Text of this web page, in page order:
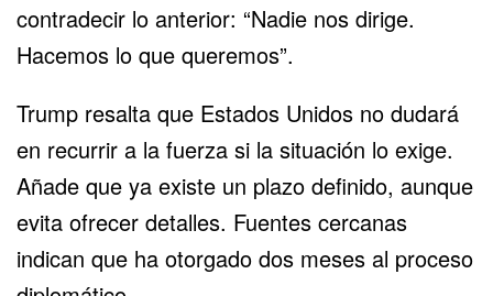
contradecir lo anterior: “Nadie nos dirige.
Hacemos lo que queremos”.
Trump resalta que Estados Unidos no dudará
en recurrir a la fuerza si la situación lo exige.
Añade que ya existe un plazo definido, aunque
evita ofrecer detalles. Fuentes cercanas
indican que ha otorgado dos meses al proceso